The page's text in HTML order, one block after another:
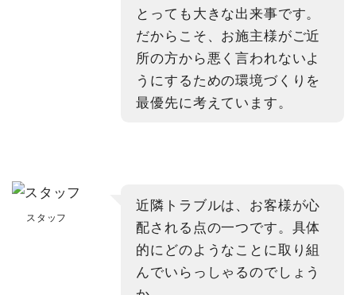
とっても大きな出来事です。
だからこそ、お施主様がご近
所の方から悪く言われないよ
うにするための環境づくりを
最優先に考えています。
スタッフ
近隣トラブルは、お客様が心
配される点の一つです。具体
的にどのようなことに取り組
んでいらっしゃるのでしょう